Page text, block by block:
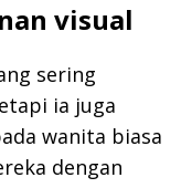
visual
sering
ia juga
wanita biasa
dengan